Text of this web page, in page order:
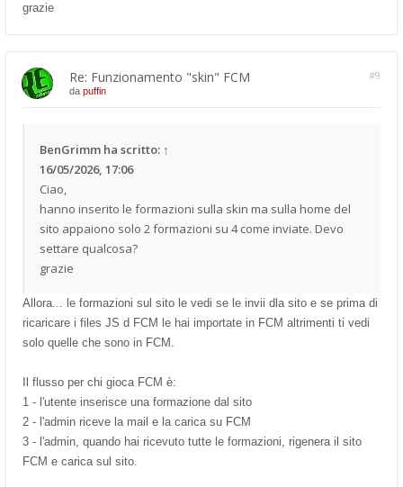
grazie
Re: Funzionamento "skin" FCM #9
da puffin
BenGrimm ha scritto: ↑
16/05/2026, 17:06
Ciao,
hanno inserito le formazioni sulla skin ma sulla home del
sito appaiono solo 2 formazioni su 4 come inviate. Devo
settare qualcosa?
grazie
Allora... le formazioni sul sito le vedi se le invii dla sito e se prima di
ricaricare i files JS d FCM le hai importate in FCM altrimenti ti vedi
solo quelle che sono in FCM.
Il flusso per chi gioca FCM è:
1 - l'utente inserisce una formazione dal sito
2 - l'admin riceve la mail e la carica su FCM
3 - l'admin, quando hai ricevuto tutte le formazioni, rigenera il sito
FCM e carica sul sito.